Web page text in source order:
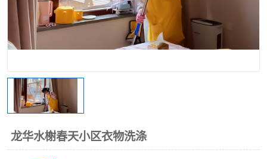
龙华水榭春天小区衣物洗涤